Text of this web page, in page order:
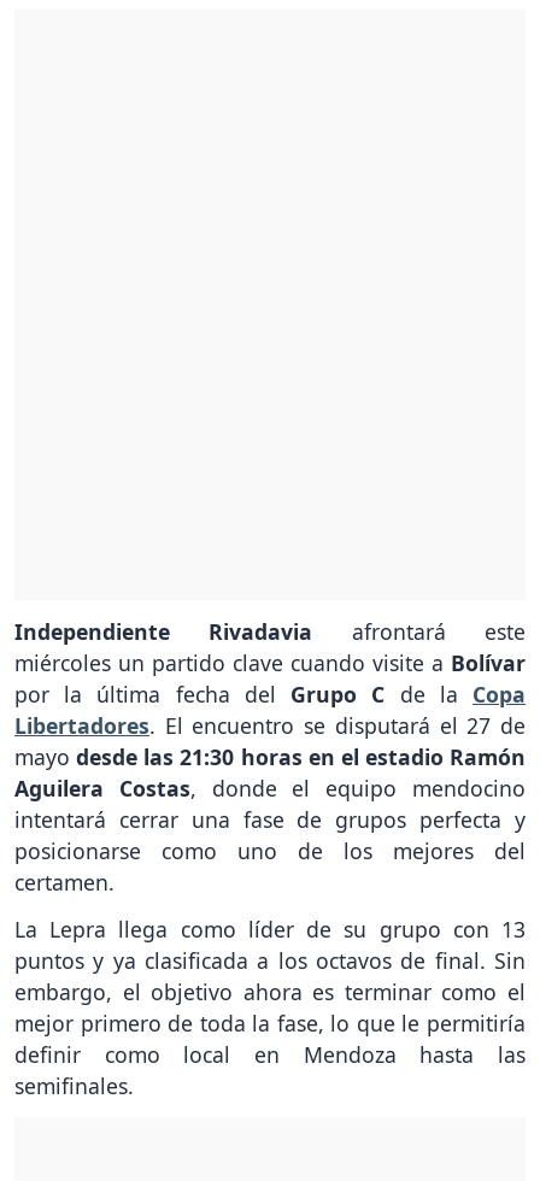
Independiente Rivadavia afrontará este
miércoles un partido clave cuando visite a Bolívar
por la última fecha del Grupo C de la Copa
Libertadores. El encuentro se disputará el 27 de
mayodesde las 21:30 horas en el estadio Ramón
Aguilera Costas, donde el equipo mendocino
intentará cerrar una fase de grupos perfecta y
posicionarse como uno de los mejores del
certamen.
La Lepra llega como líder de su grupo con 13
puntos y ya clasificada a los octavos de final. Sin
embargo, el objetivo ahora es terminar como el
mejor primero de toda la fase, lo que le permitiría
definir como local en Mendoza hasta las
semifinales.